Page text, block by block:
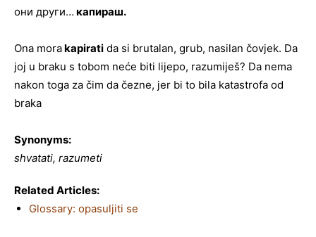
они други… капираш.
Ona morakapirati da si brutalan, grub, nasilan čovjek. Da
joj u braku s tobom neće biti lijepo, razumiješ? Da nema
nakon toga za čim da čezne, jer bi to bila katastrofa od
braka
Synonyms:
shvatati, razumeti
Related Articles:
Glossary: opasuljiti se